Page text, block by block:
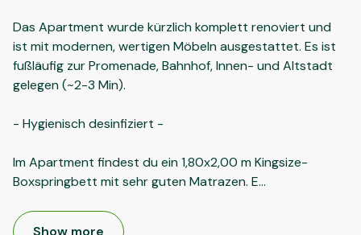
Das Apartment wurde kürzlich komplett renoviert und
ist mit modernen, wertigen Möbeln ausgestattet. Es ist
fußläufig zur Promenade, Bahnhof, Innen- und Altstadt
gelegen (~2-3 Min).
- Hygienisch desinfiziert -
Im Apartment findest du ein 1,80x2,00 m Kingsize-
Boxspringbett mit sehr guten Matrazen. E...